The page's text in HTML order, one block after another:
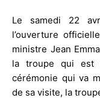
Le samedi 22
l’ouverture
ministre Jean
la troupe qui est
cérémonie qui va
de sa visite, la